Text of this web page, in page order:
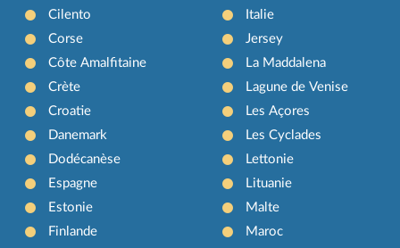
Cilento
Corse
Côte Amalfitaine
Crète
Croatie
Danemark
Dodécanèse
Espagne
Estonie
Finlande
Italie
Jersey
La Maddalena
Lagune de Venise
Les Açores
Les Cyclades
Lettonie
Lituanie
Malte
Maroc